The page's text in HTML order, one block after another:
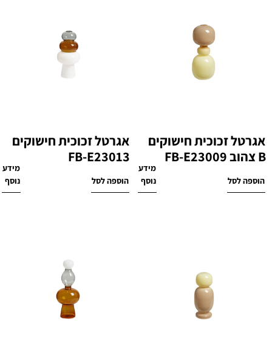
אגרטל זכוכית חישוקים
B צהוב FB-E23009
₪230
הוספה לסל
מידע
נוסף
אגרטל זכוכית חישוקים
FB-E23013
₪260
הוספה לסל
מידע
נוסף